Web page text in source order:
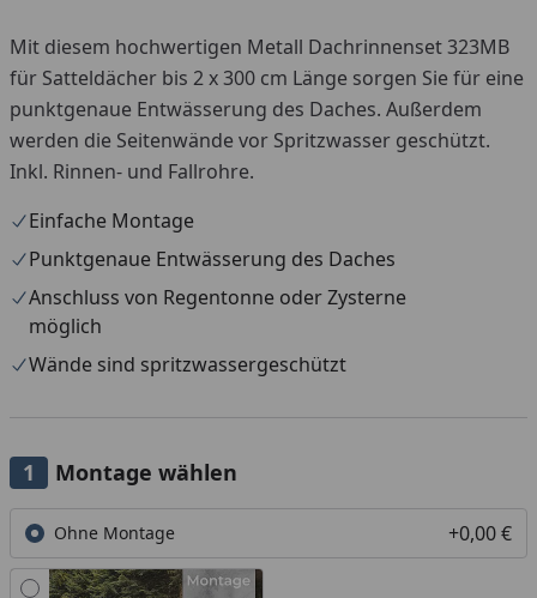
Mit diesem hochwertigen Metall Dachrinnenset 323MB
für Satteldächer bis 2 x 300 cm Länge sorgen Sie für eine
punktgenaue Entwässerung des Daches. Außerdem
werden die Seitenwände vor Spritzwasser geschützt.
Inkl. Rinnen- und Fallrohre.
Einfache Montage
Punktgenaue Entwässerung des Daches
Anschluss von Regentonne oder Zysterne
möglich
Wände sind spritzwassergeschützt
Montage wählen
Ohne Montage +0,00 €